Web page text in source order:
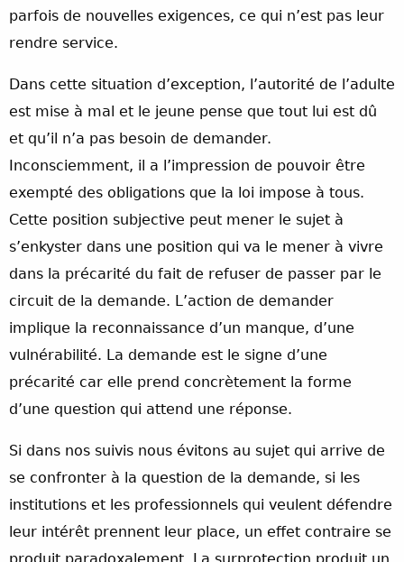
parfois de nouvelles exigences, ce qui n’est pas leur
rendre service.
Dans cette situation d’exception, l’autorité de l’adulte
est mise à mal et le jeune pense que tout lui est dû
et qu’il n’a pas besoin de demander.
Inconsciemment, il a l’impression de pouvoir être
exempté des obligations que la loi impose à tous.
Cette position subjective peut mener le sujet à
s’enkyster dans une position qui va le mener à vivre
dans la précarité du fait de refuser de passer par le
circuit de la demande. L’action de demander
implique la reconnaissance d’un manque, d’une
vulnérabilité. La demande est le signe d’une
précarité car elle prend concrètement la forme
d’une question qui attend une réponse.
Si dans nos suivis nous évitons au sujet qui arrive de
se confronter à la question de la demande, si les
institutions et les professionnels qui veulent défendre
leur intérêt prennent leur place, un effet contraire se